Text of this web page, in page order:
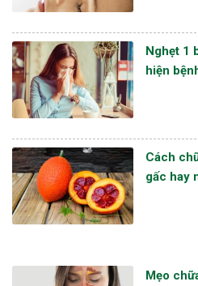
Nghẹt 1
hiện
Cách
gấc hay
Mẹo